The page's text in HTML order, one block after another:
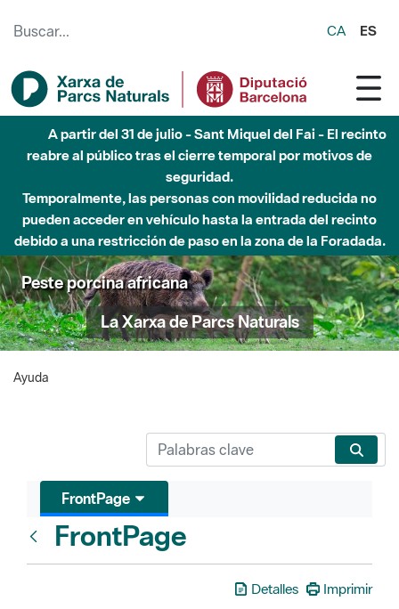
CA ES
A partir del 31 de julio - Sant Miquel del Fai - El recinto
reabre al público tras el cierre temporal por motivos de
seguridad.
Temporalmente, las personas con movilidad reducida no
pueden acceder en vehículo hasta la entrada del recinto
debido a una restricción de paso en la zona de la Foradada.
Peste porcina africana
La Xarxa de Parcs Naturals
Ayuda
FrontPage
FrontPage
Detalles Imprimir